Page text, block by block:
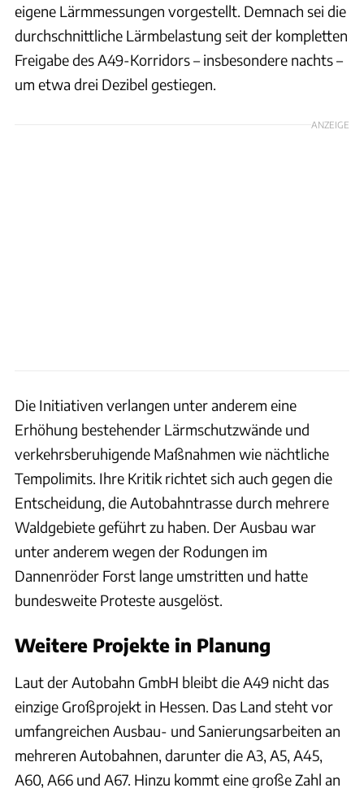
eigene Lärmmessungen vorgestellt. Demnach sei die
durchschnittliche Lärmbelastung seit der kompletten
Freigabe des A49-Korridors – insbesondere nachts –
um etwa drei Dezibel gestiegen.
ANZEIGE
Die Initiativen verlangen unter anderem eine
Erhöhung bestehender Lärmschutzwände und
verkehrsberuhigende Maßnahmen wie nächtliche
Tempolimits. Ihre Kritik richtet sich auch gegen die
Entscheidung, die Autobahntrasse durch mehrere
Waldgebiete geführt zu haben. Der Ausbau war
unter anderem wegen der Rodungen im
Dannenröder Forst lange umstritten und hatte
bundesweite Proteste ausgelöst.
Weitere Projekte in Planung
Laut der Autobahn GmbH bleibt die A49 nicht das
einzige Großprojekt in Hessen. Das Land steht vor
umfangreichen Ausbau- und Sanierungsarbeiten an
mehreren Autobahnen, darunter die A3, A5, A45,
A60, A66 und A67. Hinzu kommt eine große Zahl an